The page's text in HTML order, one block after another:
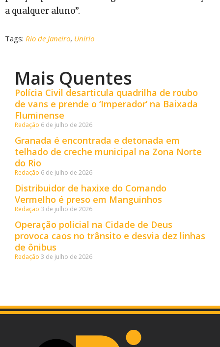
a qualquer aluno”.
Tags: Rio de Janeiro, Unirio
Mais Quentes
Polícia Civil desarticula quadrilha de roubo
de vans e prende o ‘Imperador’ na Baixada
Fluminense
Redação 6 de julho de 2026
Granada é encontrada e detonada em
telhado de creche municipal na Zona Norte
do Rio
Redação 6 de julho de 2026
Distribuidor de haxixe do Comando
Vermelho é preso em Manguinhos
Redação 3 de julho de 2026
Operação policial na Cidade de Deus
provoca caos no trânsito e desvia dez linhas
de ônibus
Redação 3 de julho de 2026